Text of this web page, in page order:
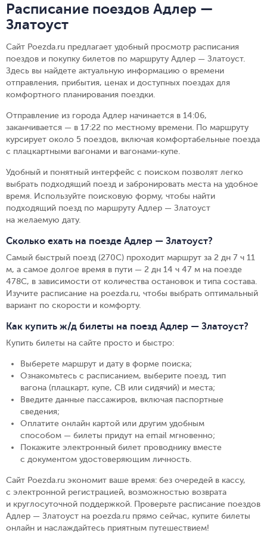
Расписание поездов Адлер —
Златоуст
Сайт Poezda.ru предлагает удобный просмотр расписания
поездов и покупку билетов по маршруту Адлер — Златоуст.
Здесь вы найдете актуальную информацию о времени
отправления, прибытия, ценах и доступных поездах для
комфортного планирования поездки.
Отправление из города Адлер начинается в 14:06,
заканчивается — в 17:22 по местному времени. По маршруту
курсирует около 5 поездов, включая комфортабельные поезда
с плацкартными вагонами и вагонами-купе.
Удобный и понятный интерфейс с поиском позволят легко
выбрать подходящий поезд и забронировать места на удобное
время. Используйте поисковую форму, чтобы найти
подходящий поезд по маршруту Адлер — Златоуст
на желаемую дату.
Сколько ехать на поезде Адлер — Златоуст?
Самый быстрый поезд (270С) проходит маршрут за 2 дн 7 ч 11
м, а самое долгое время в пути — 2 дн 14 ч 47 м на поезде
478С, в зависимости от количества остановок и типа состава.
Изучите расписание на poezda.ru, чтобы выбрать оптимальный
вариант по скорости и комфорту.
Как купить ж/д билеты на поезд Адлер — Златоуст?
Купить билеты на сайте просто и быстро:
Выберете маршрут и дату в форме поиска;
Ознакомьтесь с расписанием, выберите поезд, тип
вагона (плацкарт, купе, СВ или сидячий) и места;
Введите данные пассажиров, включая паспортные
сведения;
Оплатите онлайн картой или другим удобным
способом — билеты придут на email мгновенно;
Покажите электронный билет проводнику вместе
с документом удостоверяющим личность.
Сайт Poezda.ru экономит ваше время: без очередей в кассу,
с электронной регистрацией, возможностью возврата
и круглосуточной поддержкой. Проверьте расписание поездов
Адлер — Златоуст на poezda.ru прямо сейчас, купите билеты
онлайн и наслаждайтесь приятным путешествием!